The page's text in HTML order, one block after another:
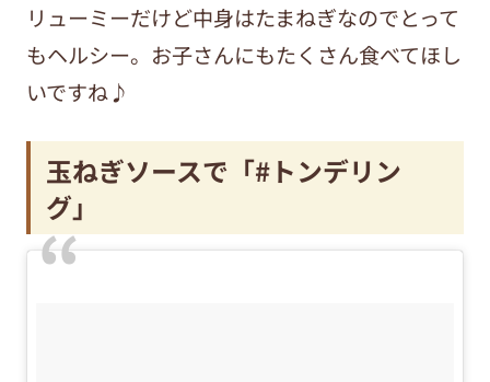
リューミーだけど中身はたまねぎなのでとって
もヘルシー。お子さんにもたくさん食べてほし
いですね♪
玉ねぎソースで「#トンデリン
グ」